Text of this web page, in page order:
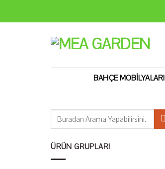
BAHÇE MOBILYALARI
Ara:
ÜRÜN GRUPLARI